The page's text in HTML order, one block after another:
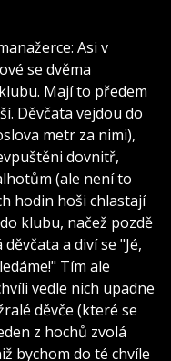
Asi v
se dvěma
Mají to předem
Děvčata vejdou do
metr za nimi),
dovnitř,
(ale není to
hodin hoši chlastají
klubu, načež pozdě
a diví se "Jé,
Tím ale
vedle nich upadne
děvče (které se
z hochů zvolá
bychom do té chvíle